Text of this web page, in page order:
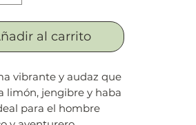
al carrito
vibrante y audaz que
limón, jengibre y haba
para el hombre